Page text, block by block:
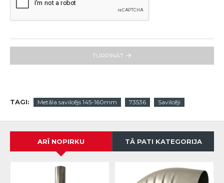
TURPINĀT
TAGI: Metāla savilcējs 145-160mm 73536 Savilcēji
ARĪ NOPIRKU TĀ PATI KATEGORIJA